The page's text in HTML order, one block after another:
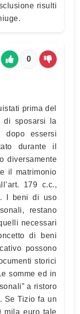
risulti
0
prima del
di sposarsi la
dopo essersi
durante il
diversamente
il matrimonio
179 c.c.,
I beni di uso
restano
necessari
di beni
possono
storici
somme ed in
a ristoro
Se Tizio fa un
mila euro tale